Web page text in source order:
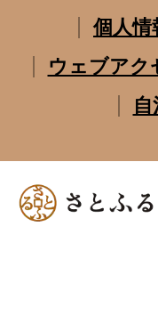
個人情
ウェブアク